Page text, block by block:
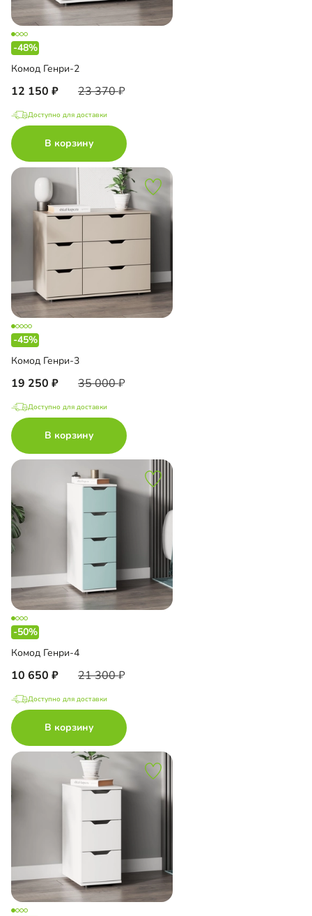
-48%
Комод Генри-2
12 150 23 370
Доступно для доставки
В корзину
-45%
Комод Генри-3
19 250 35 000
Доступно для доставки
В корзину
-50%
Комод Генри-4
10 650 21 300
Доступно для доставки
В корзину